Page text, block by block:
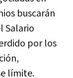
buscarán
Salario
por los
límite.